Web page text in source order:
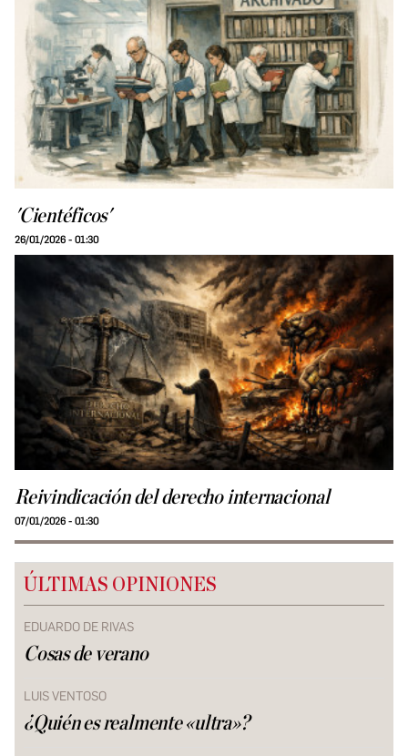
'Cientéficos'
26/01/2026 - 01:30
Reivindicación del derecho internacional
07/01/2026 - 01:30
ÚLTIMAS OPINIONES
EDUARDO DE RIVAS
Cosas de verano
LUIS VENTOSO
¿Quién es realmente «ultra»?